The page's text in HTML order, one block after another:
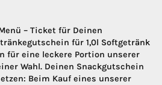
– Ticket für Deinen
für 1,0l Softgetränk
für eine leckere Portion unserer
Wahl. Deinen Snackgutschein
Beim Kauf eines unserer